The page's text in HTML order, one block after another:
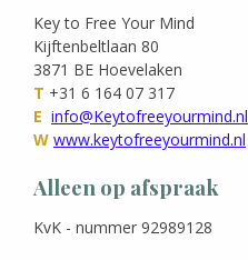
r
m
Key to Free Your Mind
Kijftenbeltlaan 80
3871 BE Hoevelaken
T +31 6 164 07 317
E info@Keytofreeyourmind.nl
W www.keytofreeyourmind.nl
Alleen op afspraak
KvK - nummer 92989128